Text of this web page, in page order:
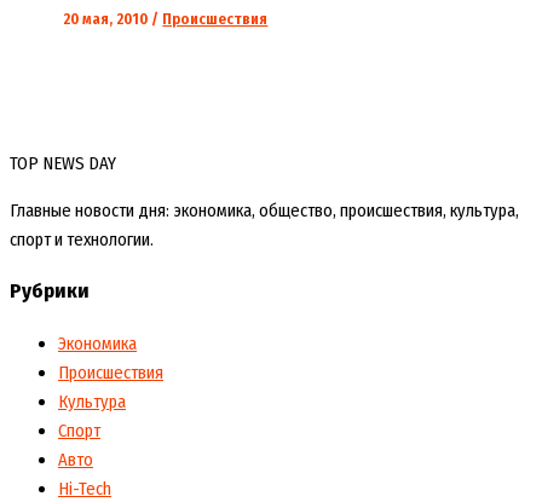
20 мая, 2010 / Происшествия
TOP NEWS DAY
Главные новости дня: экономика, общество, происшествия, культура,
спорт и технологии.
Рубрики
Экономика
Происшествия
Культура
Спорт
Авто
Hi-Tech